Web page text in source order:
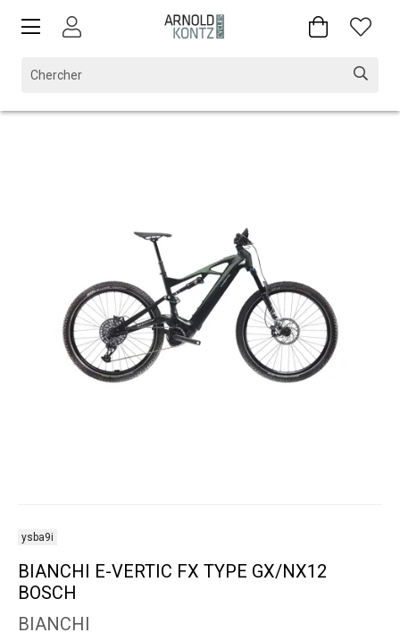
ysba9i
BIANCHI E-VERTIC FX TYPE GX/NX12
BOSCH
BIANCHI